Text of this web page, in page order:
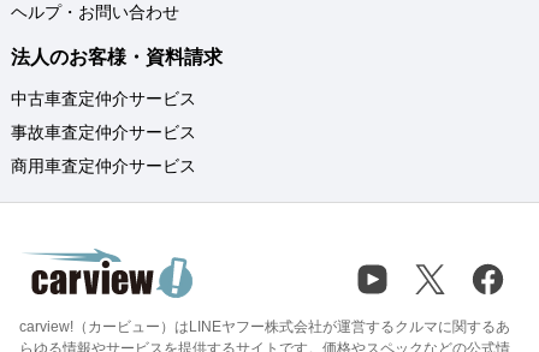
ヘルプ・お問い合わせ
法人のお客様・資料請求
中古車査定仲介サービス
事故車査定仲介サービス
商用車査定仲介サービス
carview!（カービュー）はLINEヤフー株式会社が運営するクルマに関するあ
らゆる情報やサービスを提供するサイトです。価格やスペックなどの公式情